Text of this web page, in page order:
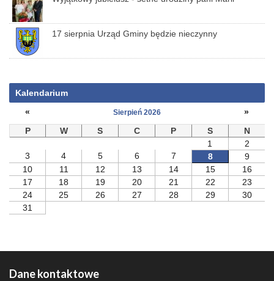
17 sierpnia Urząd Gminy będzie nieczynny
Kalendarium
«
Sierpień 2026
»
P
W S C P S
N
1
2
3
4 5 6 7 8
9
10
11 12 13 14 15
16
17
18 19 20 21 22
23
24
25 26 27 28 29
30
31
Dane kontaktowe